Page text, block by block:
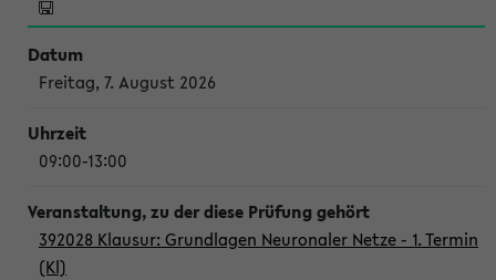
Freitag, 7. August 2026
09:00-13:00
392028 Klausur: Grundlagen Neuronaler Netze - 1. Termin
(Kl)